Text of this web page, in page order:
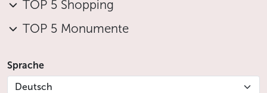
TOP 5 Shopping
TOP 5 Monumente
Sprache
Deutsch